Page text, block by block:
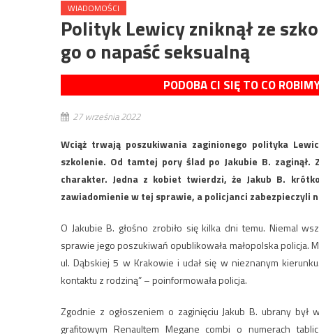
WIADOMOŚCI
Polityk Lewicy zniknął ze
go o napaść seksualną
PODOBA CI SIĘ TO CO
27 września 2022
Wciąż trwają poszukiwania zaginionego polityka
szkolenie. Od tamtej pory ślad po Jakubie B.
charakter. Jedna z kobiet twierdzi, że Jakub B.
zawiadomienie w tej sprawie, a policjanci zabezpieczyli
O Jakubie B. głośno zrobiło się kilka dni temu. Niemal
sprawie jego poszukiwań opublikowała małopolska
ul. Dąbskiej 5 w Krakowie i udał się w nieznanym
kontaktu z rodziną” – poinformowała policja.
Zgodnie z ogłoszeniem o zaginięciu Jakub B. ubrany
grafitowym Renaultem Megane combi o numerach